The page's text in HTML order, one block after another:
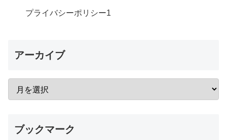
プライバシーポリシー1
アーカイブ
ブックマーク